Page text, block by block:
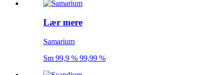
Lær mere
Samarium
Sm 99,9 % 99,99 %